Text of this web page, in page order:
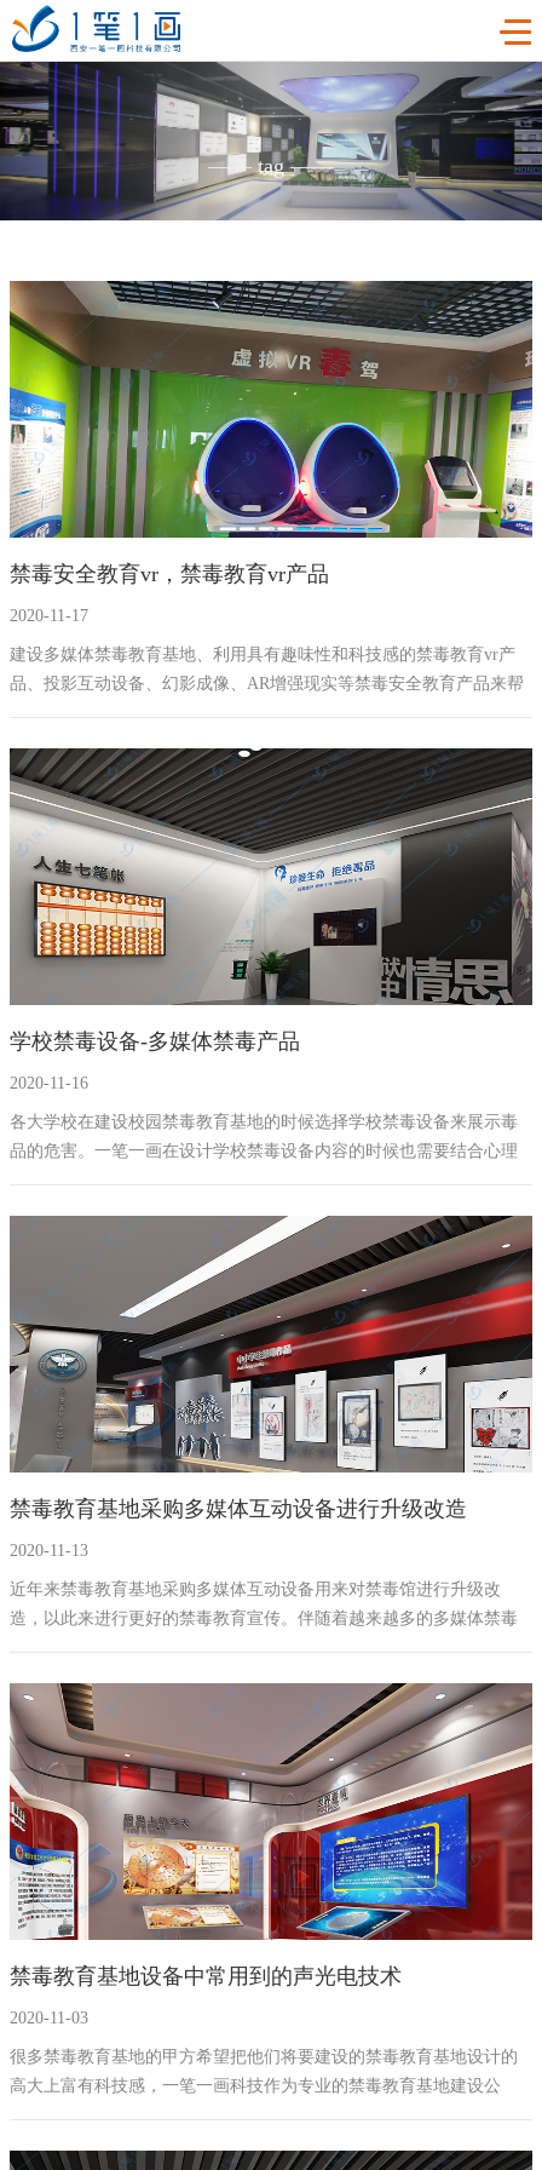
首页
工程案例
廉政警示展厅
法治教育基地
禁毒教育基地
红色党建教育基地
VR虚拟现实
AR增强现实
触控一体机
创新展项
互动投影
数字沙盘
新闻中心
公司新闻
展厅资讯
常见问题
关于我们
企业简介
企业文化
荣誉资质
加入我们
合作代理
诚聘精英
联系我们
联系我们
—— tag ——
禁毒安全教育vr，禁毒教育vr产品
2020-11-17
建设多媒体禁毒教育基地、利用具有趣味性和科技感的禁毒教育vr产
品、投影互动设备、幻影成像、AR增强现实等禁毒安全教育产品来帮
助青少年学习禁毒知识，了解毒品危害和提升日常防毒拒毒能力，同
候佩戴禁毒vr设备来加深毒品危害教育，从而达到拒毒心理加强，重新
走向健康的生活。
学校禁毒设备-多媒体禁毒产品
2020-11-16
各大学校在建设校园禁毒教育基地的时候选择学校禁毒设备来展示毒
品的危害。一笔一画在设计学校禁毒设备内容的时候也需要结合心理
学和人文学禁毒知识相结合，来制作适合不同年龄的学生观看的禁毒
毒能力和拒毒、禁毒意识。
禁毒教育基地采购多媒体互动设备进行升级改造
2020-11-13
​ 近年来禁毒教育基地采购多媒体互动设备用来对禁毒馆进行升级改
造，以此来进行更好的禁毒教育宣传。伴随着越来越多的多媒体禁毒
教育基地建设，多媒体互动设备的互动性和趣味性让不少参观过禁毒
展示更加具有教育效果，参观完展馆后，很多禁毒知识还铭记于心，
还表示会邀请家人、友人、同事一起来禁毒教育馆进行学习。
禁毒教育基地设备中常用到的声光电技术
2020-11-03
很多禁毒教育基地的甲方希望把他们将要建设的禁毒教育基地设计的
高大上富有科技感，一笔一画科技作为专业的禁毒教育基地建设公
司，马上告诉禁毒教育基地设备中常用到的声光电技术有哪些。